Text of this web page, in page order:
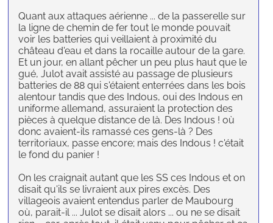
Quant aux attaques aérienne ... de la passerelle sur
la ligne de chemin de fer tout le monde pouvait
voir les batteries qui veillaient à proximité du
château d'eau et dans la rocaille autour de la gare.
Et un jour, en allant pêcher un peu plus haut que le
gué, Julot avait assisté au passage de plusieurs
batteries de 88 qui s'étaient enterrées dans les bois
alentour tandis que des Indous, oui des Indous en
uniforme allemand, assuraient la protection des
pièces à quelque distance de là. Des Indous ! où
donc avaient-ils ramassé ces gens-là ? Des
territoriaux, passe encore; mais des Indous ! c'était
le fond du panier !
On les craignait autant que les SS ces Indous et on
disait qu'ils se livraient aux pires excès. Des
villageois avaient entendus parler de Maubourg
où, parait-il ... Julot se disait alors ... ou ne se disait